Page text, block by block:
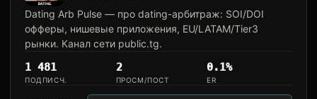
Dating Arb Pulse — про dating-арбитраж: SOI/DOI
офферы, нишевые приложения, EU/LATAM/Tier3
рынки. Канал сети public.tg.
1 481
ПОДПИСЧ.
2
ПРОСМ/ПОСТ
0.1%
ER